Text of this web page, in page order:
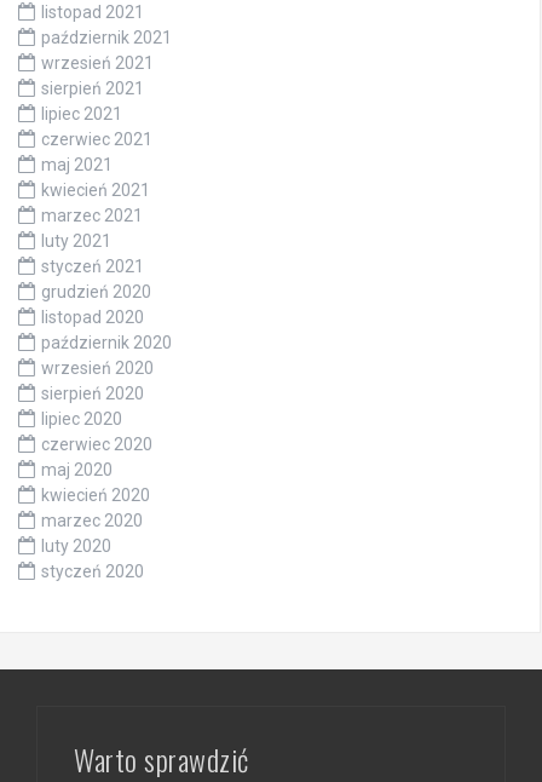
listopad 2021
październik 2021
wrzesień 2021
sierpień 2021
lipiec 2021
czerwiec 2021
maj 2021
kwiecień 2021
marzec 2021
luty 2021
styczeń 2021
grudzień 2020
listopad 2020
październik 2020
wrzesień 2020
sierpień 2020
lipiec 2020
czerwiec 2020
maj 2020
kwiecień 2020
marzec 2020
luty 2020
styczeń 2020
Warto sprawdzić